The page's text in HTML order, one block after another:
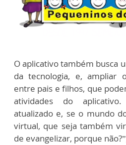
O aplicativo também busca
da tecnologia, e, ampliar
entre pais e filhos, que
atividades do
atualizado e, se o mundo
virtual, que seja também
de evangelizar, porque